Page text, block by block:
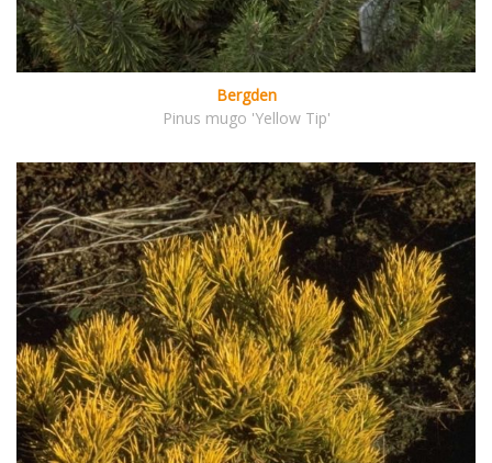
Bergden
Pinus mugo 'Yellow Tip'